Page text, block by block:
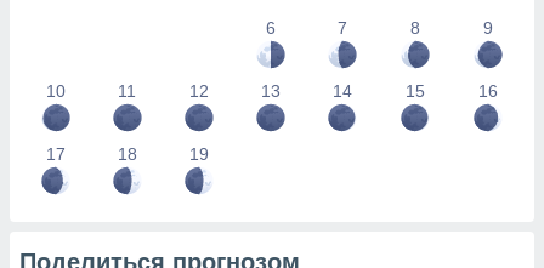
6
7 8 9
10 11 12 13 14 15 16
17 18 19
Поделиться прогнозом